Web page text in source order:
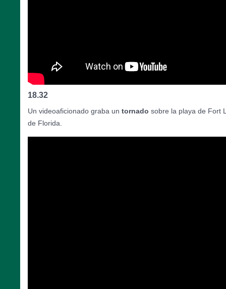
18.32
Un videoaficionado graba un tornado sobre la playa de Fort
de Florida.